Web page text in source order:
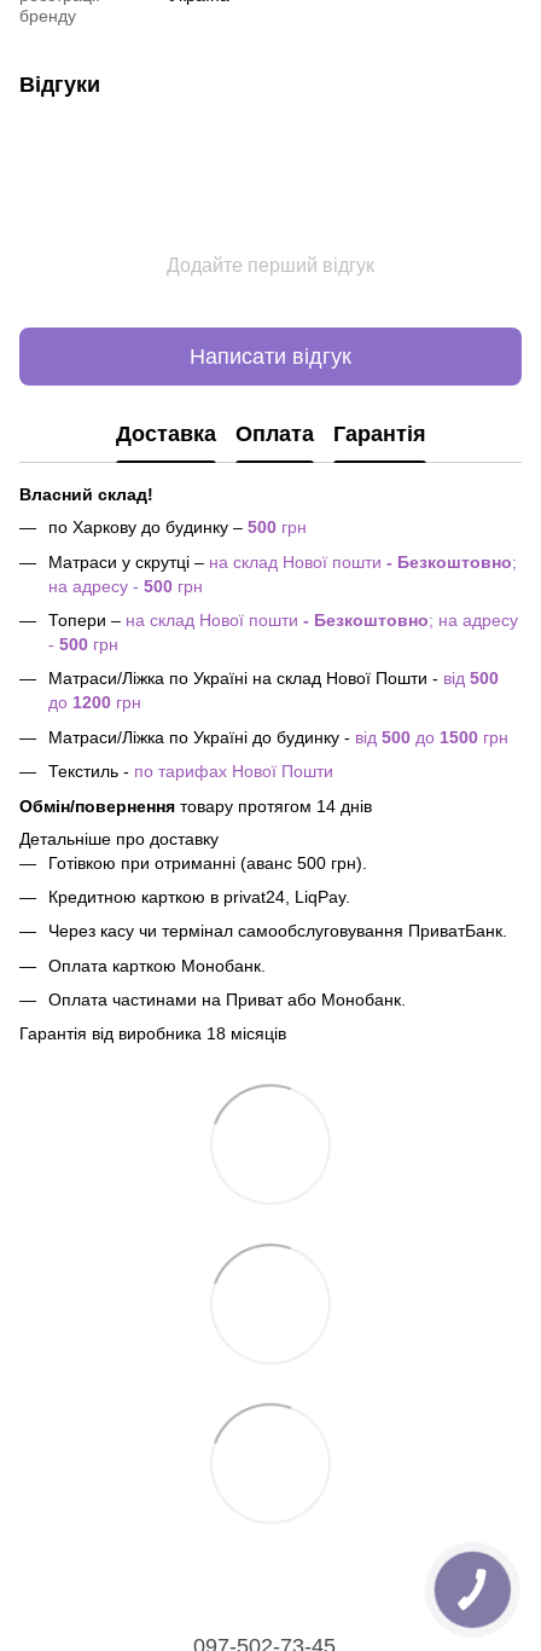
бренду
Відгуки
Додайте перший відгук
Написати відгук
Доставка Оплата Гарантія
Власний склад!
по Харкову до будинку – 500 грн
Матраси у скрутці – на склад Нової пошти - Безкоштовно;
на адресу - 500 грн
Топери – на склад Нової пошти - Безкоштовно; на адресу
- 500 грн
Матраси/Ліжка по Україні на склад Нової Пошти - від 500
до 1200 грн
Матраси/Ліжка по Україні до будинку - від 500 до 1500 грн
Текстиль - по тарифах Нової Пошти
Обмін/повернення товару протягом 14 днів
Детальніше про доставку
Готівкою при отриманні (аванс 500 грн).
Кредитною карткою в privat24, LiqPay.
Через касу чи термінал самообслуговування ПриватБанк.
Оплата карткою Монобанк.
Оплата частинами на Приват або Монобанк.
Гарантія від виробника 18 місяців
097-502-73-45